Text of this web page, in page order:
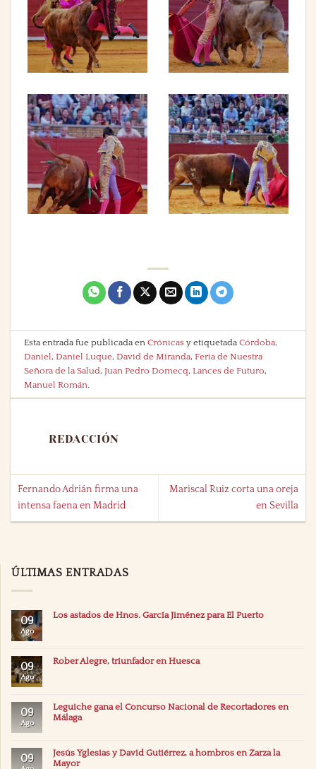
Esta entrada fue publicada enCrónicas y etiquetadaCórdoba,
Daniel,Daniel Luque,David de Miranda,Feria de Nuestra
Señora de la Salud,Juan Pedro Domecq,Lances de Futuro,
Manuel Román.
REDACCIÓN
Fernando Adrián firma una
intensa faena en Madrid
Mariscal Ruiz corta una oreja
en Sevilla
ÚLTIMAS ENTRADAS
09
Ago
Los astados de Hnos. García Jiménez para El Puerto
09
Ago
Rober Alegre, triunfador en Huesca
09
Ago
Leguiche gana el Concurso Nacional de Recortadores en
Málaga
09
Jesús Yglesias y David Gutiérrez, a hombros en Zarza la
Mayor